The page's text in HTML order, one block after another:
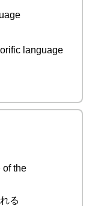
language
of the
る